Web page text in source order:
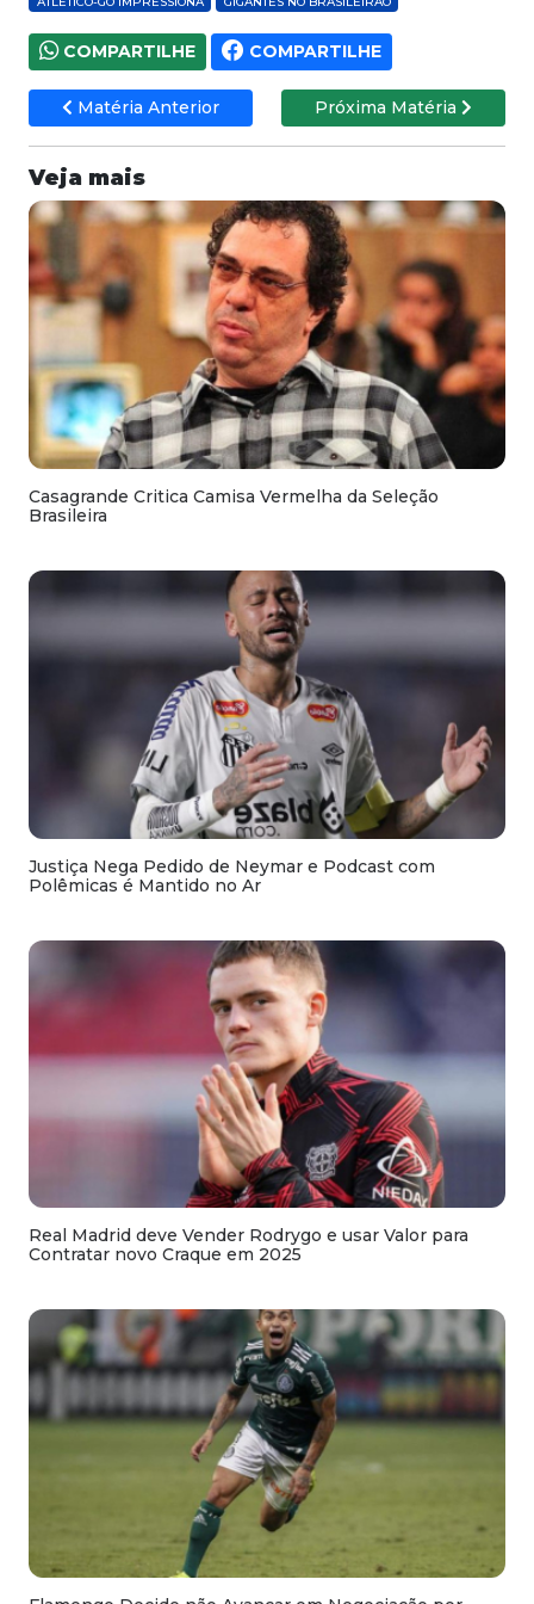
COMPARTILHE COMPARTILHE
Matéria Anterior Próxima Matéria
Veja mais
Casagrande Critica Camisa Vermelha da Seleção
Brasileira
Justiça Nega Pedido de Neymar e Podcast com
Polêmicas é Mantido no Ar
Real Madrid deve Vender Rodrygo e usar Valor para
Contratar novo Craque em 2025